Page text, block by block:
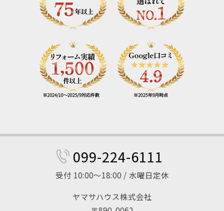
099-224-6111
受付 10:00～18:00 / 水曜日定休
ヤマサハウス株式会社